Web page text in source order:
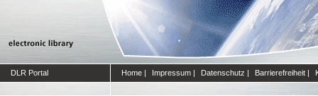
DLR Portal Home | Impressum | Datenschutz | Barrierefreiheit |